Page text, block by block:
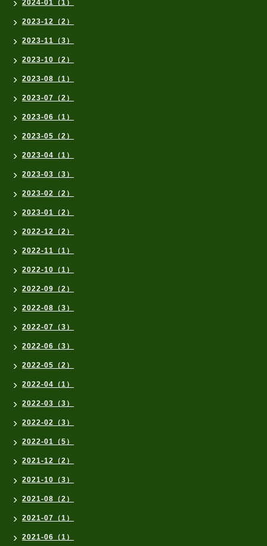
2024-01（1）
2023-12（2）
2023-11（3）
2023-10（2）
2023-08（1）
2023-07（2）
2023-06（1）
2023-05（2）
2023-04（1）
2023-03（3）
2023-02（2）
2023-01（2）
2022-12（2）
2022-11（1）
2022-10（1）
2022-09（2）
2022-08（3）
2022-07（3）
2022-06（3）
2022-05（2）
2022-04（1）
2022-03（3）
2022-02（3）
2022-01（5）
2021-12（2）
2021-10（3）
2021-08（2）
2021-07（1）
2021-06（1）